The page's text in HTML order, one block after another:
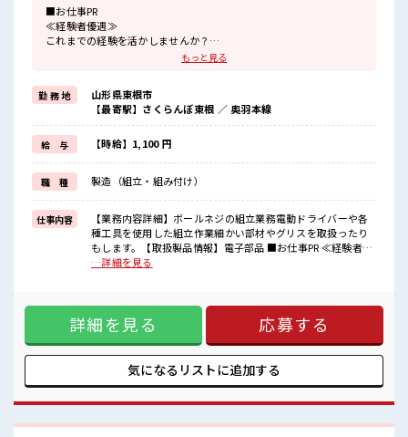
■お仕事PR
≪経験者優遇≫
これまでの経験を活かしませんか？
≪女性も仕事をしやすい職場≫
もちろん男性の応募も歓迎！
≪ちょっとの残業で収入アップ≫
残業は月20時間未満で、
ほどよく稼げます♪
≪土日祝休のお仕事≫
家族や友人と一緒にプライベート満喫！
制服があると毎日の服選びに悩まずOK♪
≪収入アップを目指せる≫
高時給だらけの派遣のお仕事です！
■職場の雰囲気
女性も活躍しやすい雰囲気の職場です！
のんびりスマホチェック♪
もっと見る
勤 務 地
山形県東根市
【最寄駅】さくらんぼ東根 ／ 奥羽本線
給 与 【時給】1,100 円
職 種 製造（組立・組み付け）
仕事内容
【業務内容詳細】ボールネジの組立業務電動ドライバーや各
種工具を使用した組立作業細かい部材やグリスを取扱ったり
もします。【取扱製品情報】電子部品 ■お仕事PR ≪経験者優
遇≫ これまでの経験を活かしませんか？ ブランクがあっても
の残業で収入アップ≫ 残業は月20時間未満で、 ほどよく稼げ
ます♪ ≪土日祝休のお仕事≫ 家族や友人と一緒にプライベー
ト満喫！ 制服があると毎日の服選びに悩まずOK♪ ≪収入ア
ップを目指せる≫ 高時給だらけの派遣のお仕事です！ ■職場
の雰囲気 女性も活躍しやすい雰囲気の職場です！ 20代活躍中
のフレッシュな職場です☆ 休憩室で自分タイム！ のんびりス
…詳細を見る
詳細を見る 応募する
気になるリストに追加する